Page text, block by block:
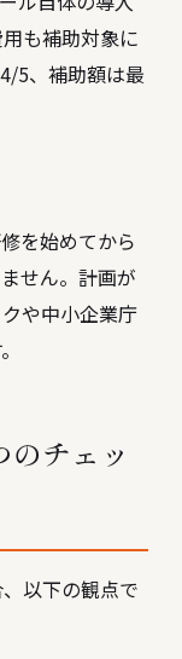
も補助対象に
5、補助額は最
を始めてから
せん。計画が
や中小企業庁
チェッ
以下の観点で